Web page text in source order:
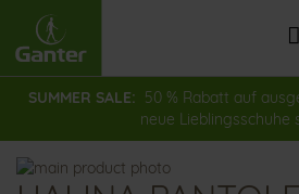
Direkt
zum
Inhalt
SUMMER SALE: 50 % Rabatt auf
neue Lieblingsschuhe
Zum
Ende
Zum